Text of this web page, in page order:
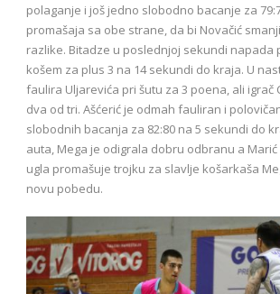
polaganje i još jedno slobodno bacanje za
promašaja sa obe strane, da bi Novačić
razlike. Bitadze u poslednjoj sekundi napada
košem za plus 3 na 14 sekundi do kraja. U
faulira Uljarevića pri šutu za 3 poena, ali igrač
dva od tri. Ašćerić je odmah fauliran i
slobodnih bacanja za 82:80 na 5 sekundi do
auta, Mega je odigrala dobru odbranu a
ugla promašuje trojku za slavlje košarkaša
novu pobedu.